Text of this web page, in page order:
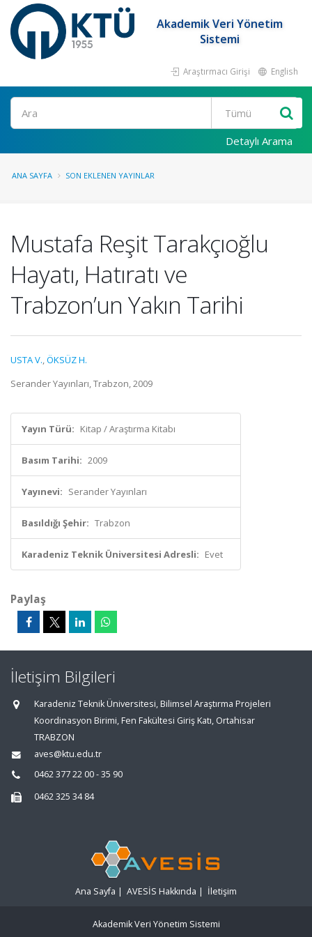
Akademik Veri Yönetim
Sistemi
Araştırmacı Girişi English
Ara
Detaylı Arama
ANA SAYFA SON EKLENEN YAYINLAR
Mustafa Reşit Tarakçıoğlu
Hayatı, Hatıratı ve
Trabzon’un Yakın Tarihi
USTA V.,ÖKSÜZ H.
Serander Yayınları, Trabzon, 2009
Yayın Türü: Kitap / Araştırma Kitabı
Basım Tarihi: 2009
Yayınevi: Serander Yayınları
Basıldığı Şehir: Trabzon
Karadeniz Teknik Üniversitesi Adresli: Evet
Paylaş
İletişim Bilgileri
Karadeniz Teknik Üniversitesi, Bilimsel Araştırma Projeleri
Koordinasyon Birimi, Fen Fakültesi Giriş Katı, Ortahisar
TRABZON
aves@ktu.edu.tr
0462 377 22 00 - 35 90
0462 325 34 84
Ana Sayfa | AVESİS Hakkında | İletişim
Akademik Veri Yönetim Sistemi